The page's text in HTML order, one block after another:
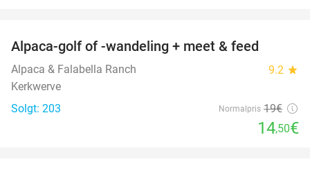
Alpaca-golf of -wandeling + meet & feed
Alpaca & Falabella Ranch 9.2 star
Kerkwerve
Solgt: 203
Normalpris 19€
14,50€